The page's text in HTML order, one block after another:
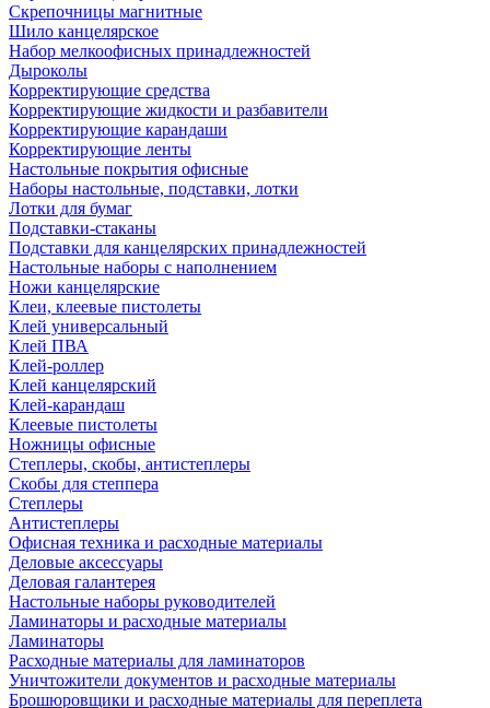
Скрепочницы магнитные
Шило канцелярское
Набор мелкоофисных принадлежностей
Дыроколы
Корректирующие средства
Корректирующие жидкости и разбавители
Корректирующие карандаши
Корректирующие ленты
Настольные покрытия офисные
Наборы настольные, подставки, лотки
Лотки для бумаг
Подставки-стаканы
Подставки для канцелярских принадлежностей
Настольные наборы с наполнением
Ножи канцелярские
Клеи, клеевые пистолеты
Клей универсальный
Клей ПВА
Клей-роллер
Клей канцелярский
Клей-карандаш
Клеевые пистолеты
Ножницы офисные
Степлеры, скобы, антистеплеры
Скобы для степпера
Степлеры
Антистеплеры
Офисная техника и расходные материалы
Деловые аксессуары
Деловая галантерея
Настольные наборы руководителей
Ламинаторы и расходные материалы
Ламинаторы
Расходные материалы для ламинаторов
Уничтожители документов и расходные материалы
Брошюровщики и расходные материалы для переплета